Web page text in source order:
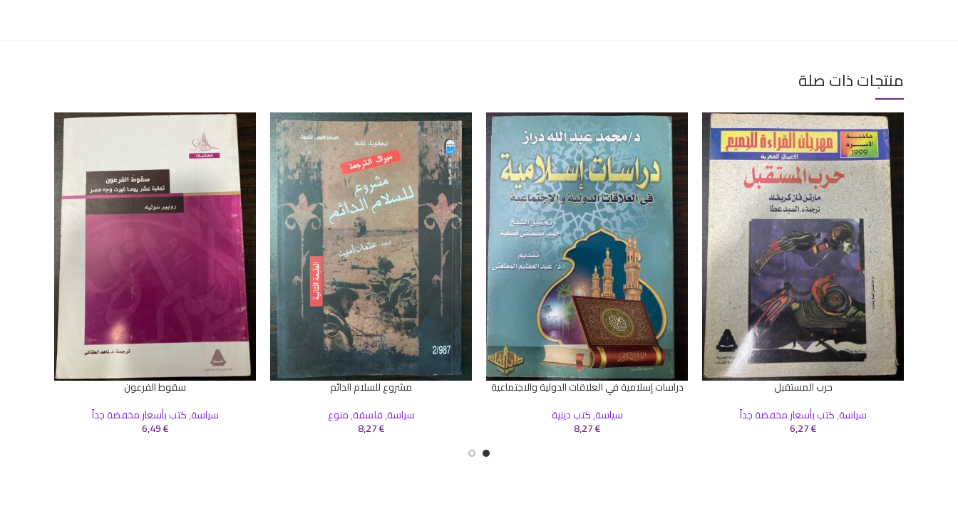
منتجات ذات صلة
حرب المستقبل
سياسة,كتب بأسعار مخفضة جداً
6,27€
إضافة إلى السلة
دراسات إسلامية في العلاقات الدولية والاجتماعية
سياسة,كتب دينية
8,27€
إضافة إلى السلةمشروع للسلام الدائم
سياسة,فلسفة,منوع
8,27€
سقوط الفرعون
سياسة,كتب بأسعار مخفضة جداً
6,49€